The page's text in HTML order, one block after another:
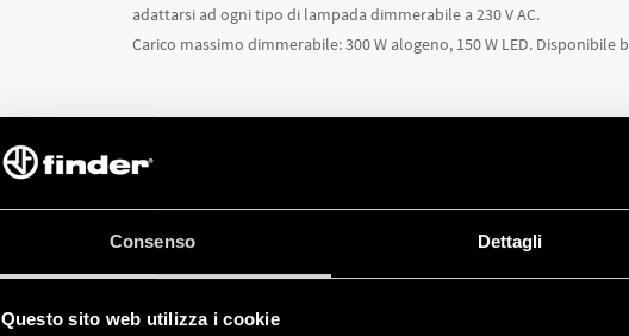
Consenso Dettagli
Questo sito web utilizza i cookie